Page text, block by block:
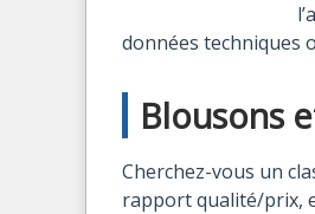
données techniques
Blousons
Cherchez-vous un
rapport qualité/prix,